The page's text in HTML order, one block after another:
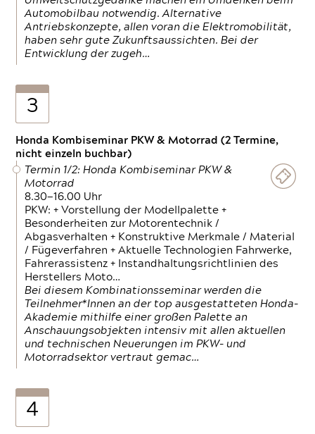
Automobilbau notwendig. Alternative
Antriebskonzepte, allen voran die Elektromobilität,
haben sehr gute Zukunftsaussichten. Bei der
Entwicklung der zugeh…
3
Honda Kombiseminar PKW & Motorrad (2 Termine,
nicht einzeln buchbar)
Termin 1/2: Honda Kombiseminar PKW &
Motorrad
8.30—16.00 Uhr
PKW: + Vorstellung der Modellpalette +
Besonderheiten zur Motorentechnik /
Abgasverhalten + Konstruktive Merkmale / Material
/ Fügeverfahren + Aktuelle Technologien Fahrwerke,
Fahrerassistenz + Instandhaltungsrichtlinien des
Herstellers Moto…
Bei diesem Kombinationsseminar werden die
Teilnehmer*Innen an der top ausgestatteten Honda-
Akademie mithilfe einer großen Palette an
Anschauungsobjekten intensiv mit allen aktuellen
und technischen Neuerungen im PKW- und
Motorradsektor vertraut gemac…
4